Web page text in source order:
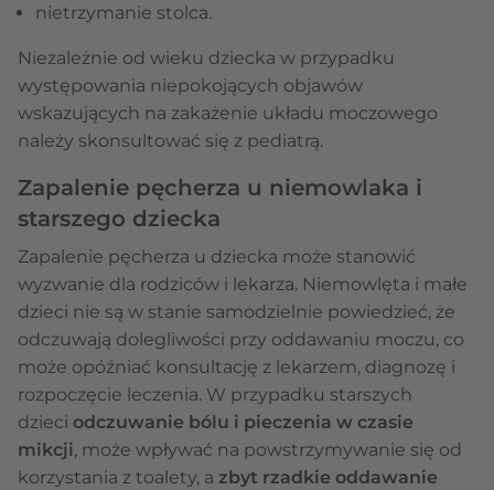
nietrzymanie stolca.
Niezależnie od wieku dziecka w przypadku
występowania niepokojących objawów
wskazujących na zakażenie układu moczowego
należy skonsultować się z pediatrą.
Zapalenie pęcherza u niemowlaka i
starszego dziecka
Zapalenie pęcherza u dziecka może stanowić
wyzwanie dla rodziców i lekarza. Niemowlęta i małe
dzieci nie są w stanie samodzielnie powiedzieć, że
odczuwają dolegliwości przy oddawaniu moczu, co
może opóźniać konsultację z lekarzem, diagnozę i
rozpoczęcie leczenia. W przypadku starszych
dzieci odczuwanie bólu i pieczenia w czasie
mikcji, może wpływać na powstrzymywanie się od
korzystania z toalety, a zbyt rzadkie oddawanie